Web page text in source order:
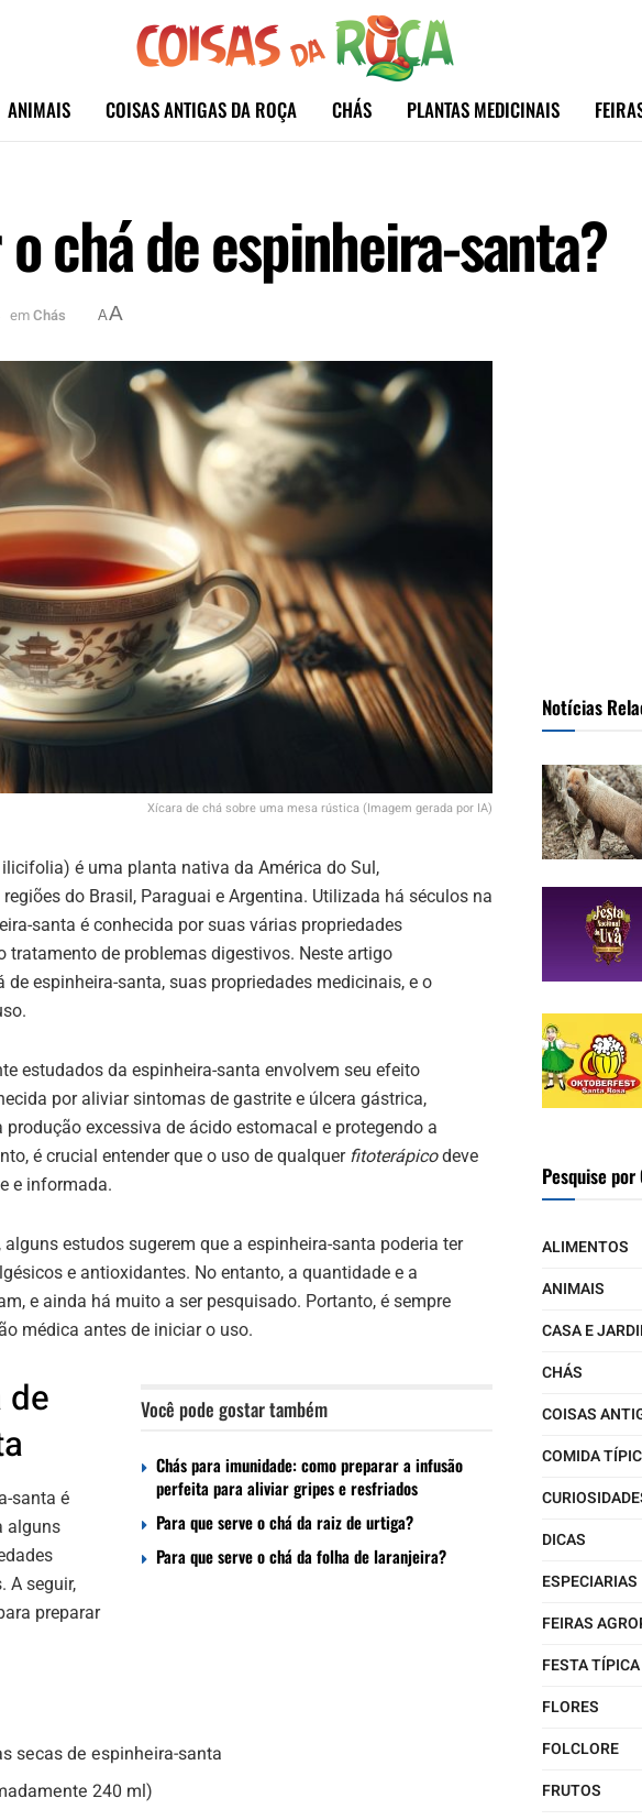
ANIMAIS COISAS ANTIGAS DA ROÇA CHÁS PLANTAS MEDICINAIS
chá de espinheira-santa?
emChás AA
Xícara de chá sobre uma mesa rústica (Imagem gerada por IA)
é uma planta nativa da América do Sul,
do Brasil, Paraguai e Argentina. Utilizada há séculos na
santa é conhecida por suas várias propriedades
tratamento de problemas digestivos. Neste artigo
de espinheira-santa, suas propriedades medicinais, e o
estudados da espinheira-santa envolvem seu efeito
por aliviar sintomas de gastrite e úlcera gástrica,
excessiva de ácido estomacal e protegendo a
é crucial entender que o uso de qualquer fitoterápicodeve
e informada.
estudos sugerem que a espinheira-santa poderia ter
e antioxidantes. No entanto, a quantidade e a
e ainda há muito a ser pesquisado. Portanto, é sempre
médica antes de iniciar o uso.
Você pode gostar também
Chás para imunidade: como preparar a infusão
perfeita para aliviar gripes e resfriados
Para que serve o chá da raiz de urtiga?
Para que serve o chá da folha de laranjeira?
de
santa é
alguns
A seguir,
preparar
secas de espinheira-santa
240 ml)
Notícias
Pesquise
ALIMENTOS
ANIMAIS
CASA E
CHÁS
COISAS
COMIDA
DICAS
ESPECIARIAS
FEIRAS
FESTA TÍPICA
FLORES
FOLCLORE
FRUTOS